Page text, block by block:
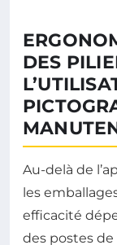
DES
Au-delà de
les
efficacité
des postes